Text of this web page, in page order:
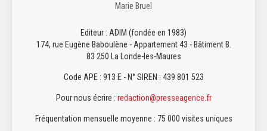
Marie Bruel
Editeur : ADIM (fondée en 1983)
174, rue Eugène Baboulène - Appartement 43 - Bâtiment B.
83 250 La Londe-les-Maures
Code APE : 913 E - N° SIREN : 439 801 523
Pour nous écrire : redaction@presseagence.fr
Fréquentation mensuelle moyenne : 75 000 visites uniques